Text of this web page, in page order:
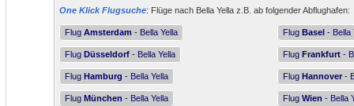
One Klick Flugsuche: Flüge nach Bella Yella z.B. ab folgender Abflughafen:
Flug Amsterdam - Bella Yella Flug Basel - Bella
Flug Düsseldorf - Bella Yella Flug Frankfurt -
Flug Hamburg - Bella Yella Flug Hannover -
Flug München - Bella Yella Flug Wien - Bella